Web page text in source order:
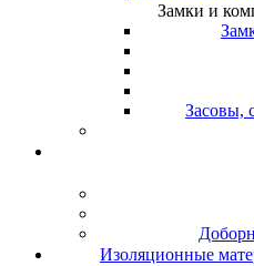
Замки и
Засовы,
Изоляционные